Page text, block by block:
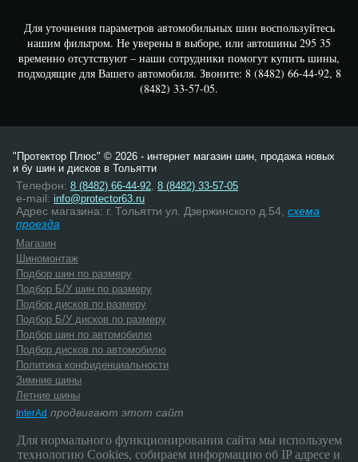
Для уточнения параметров автомобильных шин воспользуйтесь
нашим фильтром. Не уверены в выборе, или автошины 295 35
временно отсутствуют – наши сотрудники помогут купить шины,
подходящие для Вашего автомобиля. Звоните: 8 (8482) 66-44-92, 8
(8482) 33-57-05.
"Протектор Плюс" © 2026 - интернет магазин шин, продажа новых
и бу шин и дисков в Тольятти
Телефон: 8 (8482) 66-44-92 8 (8482) 33-57-05
e-mail: info@protector63.ru
Адрес магазина: г. Тольятти ул. Дзержинского д.54, схема
проезда
Магазин
Шиномонтаж
Подбор шин по размеру
Подбор Б/У шин по размеру
Подбор дисков по размеру
Подбор Б/У дисков по размеру
Подбор шин по автомобилю
Подбор дисков по автомобилю
Политика конфиденциальности
Зимние шины
Летние шины
InterAd продвигают этот сайт
Для нормального функционирования сайта мы используем
технологию Cookies, собираем информацию об IP адресе и